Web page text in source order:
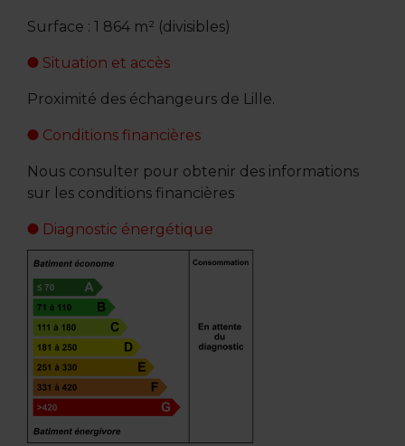
Surface : 1 864 m² (divisibles)
Situation et accès
Proximité des échangeurs de Lille.
Conditions financières
Nous consulter pour obtenir des informations
sur les conditions financières
Diagnostic énergétique